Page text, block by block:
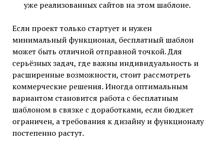
уже реализованных сайтов на этом шаблоне.
Если проект только стартует и нужен
минимальный функционал, бесплатный шаблон
может быть отличной отправной точкой. Для
серьёзных задач, где важны индивидуальность и
расширенные возможности, стоит рассмотреть
коммерческие решения. Иногда оптимальным
вариантом становится работа с бесплатным
шаблоном в связке с доработками, если бюджет
ограничен, а требования к дизайну и функционалу
постепенно растут.